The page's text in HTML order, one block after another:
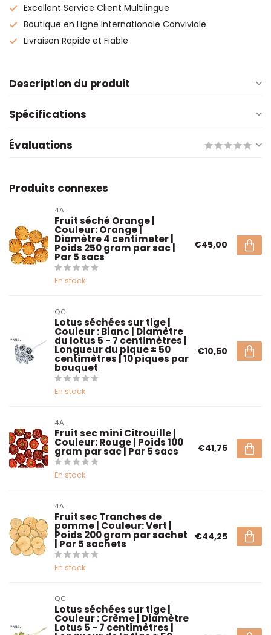
Excellent Service Client Multilingue
Boutique en Ligne Internationale Conviviale
Livraison Rapide et Fiable
Description du produit
Spécifications
Évaluations
Produits connexes
4A
Fruit séché Orange |
Couleur: Orange |
Diamètre 4 centimeter |
Poids 250 gram par sac |
Par 5 sacs
En stock
€45,00
QC
Lotus séchées sur tige |
Couleur : Blanc | Diamètre
du lotus 5 - 7 centimètres |
Longueur du pique ± 50
centimètres | 10 piques par
bouquet
En stock
€10,50
4A
Fruit sec mini Citrouille |
Couleur: Rouge | Poids 100
gram par sac | Par 5 sacs
En stock
€41,75
4A
Fruit sec Tranches de
pomme | Couleur: Vert |
Poids 200 gram par sachet
| Par 5 sachets
En stock
€44,25
QC
Lotus séchées sur tige |
Couleur : Crème | Diamètre
Lotus 5 - 7 centimètres |